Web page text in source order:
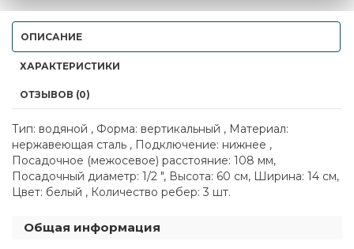
ОПИСАНИЕ
ХАРАКТЕРИСТИКИ
ОТЗЫВОВ (0)
Тип: водяной , Форма: вертикальный , Материал:
нержавеющая сталь , Подключение: нижнее ,
Посадочное (межосевое) расстояние: 108 мм,
Посадочный диаметр: 1/2 ", Высота: 60 см, Ширина: 14 см,
Цвет: белый , Количество ребер: 3 шт.
Общая информация